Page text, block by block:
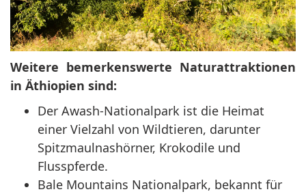
Weitere bemerkenswerte Naturattraktionen
in Äthiopien sind:
Der Awash-Nationalpark ist die Heimat
einer Vielzahl von Wildtieren, darunter
Spitzmaulnashörner, Krokodile und
Flusspferde.
Bale Mountains Nationalpark, bekannt für